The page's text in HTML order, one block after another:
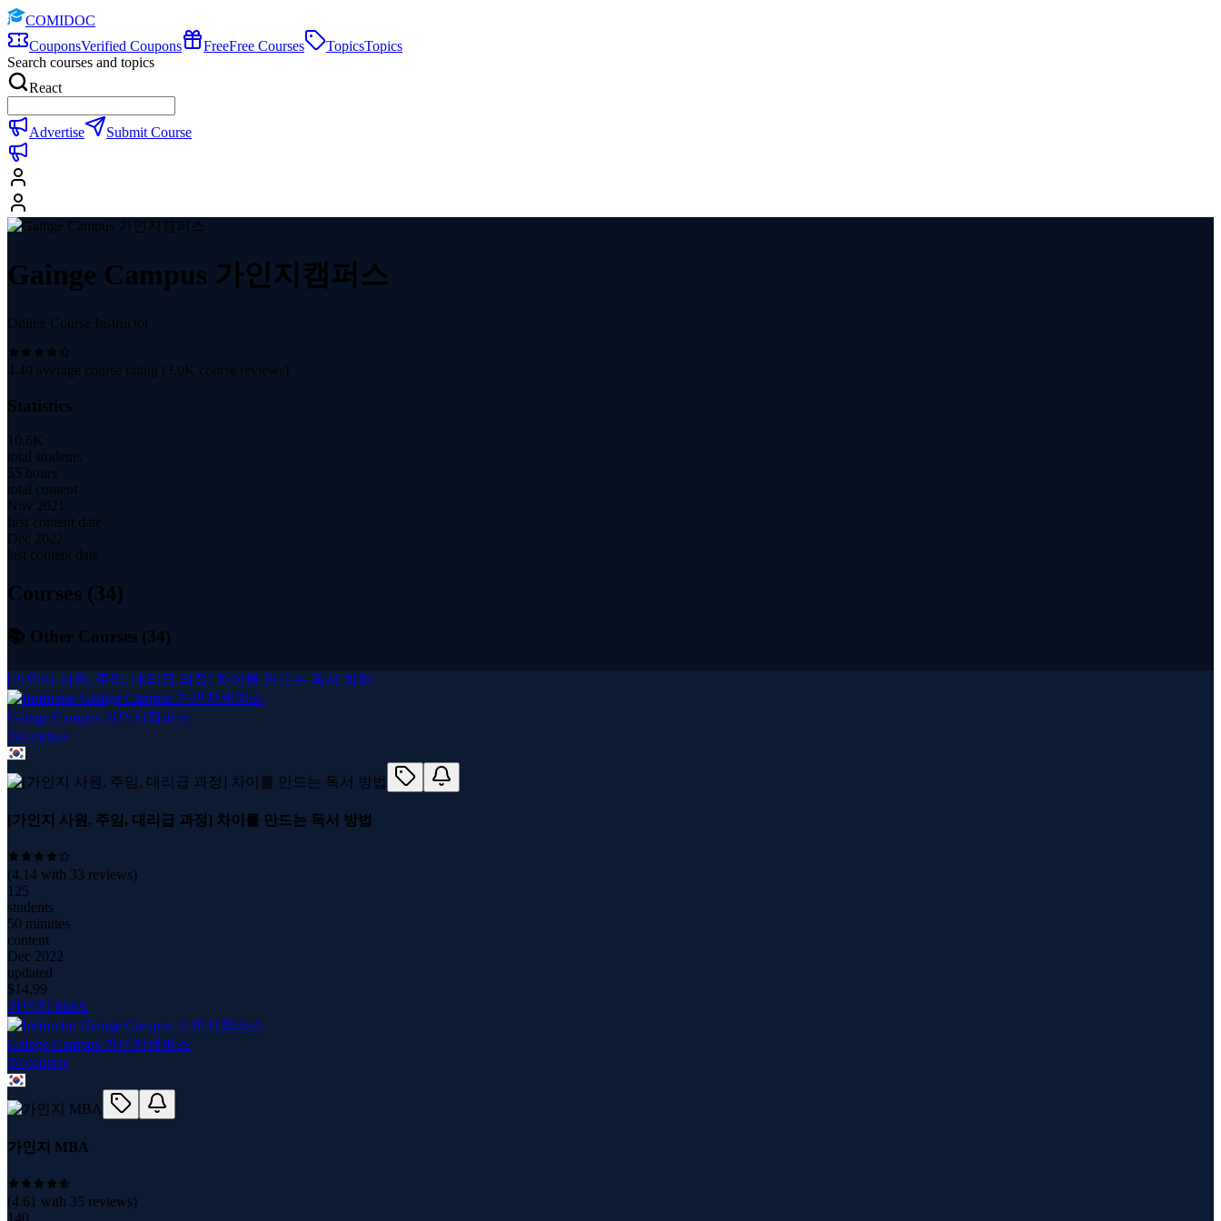
COMIDOC
CouponsVerified Coupons FreeFree Courses TopicsTopics
Search courses and topics
React
Advertise Submit Course
Gainge Campus 가인지캠퍼스
Online Course Instructor
4.40 average course rating (3.0K course reviews)
Statistics
10.6K
total students
55 hours
total content
Nov 2021
first content date
Dec 2022
last content date
Courses (34)
📚 Other Courses (34)
[가인지 사원, 주임, 대리급 과정] 차이를 만드는 독서 방법
Gainge Campus 가인지캠퍼스
34 courses
[가인지 사원, 주임, 대리급 과정] 차이를 만드는 독서 방법
(4.14 with 33 reviews)
125
students
50 minutes
content
Dec 2022
updated
$14.99
가인지 MBA
Gainge Campus 가인지캠퍼스
34 courses
가인지 MBA
(4.61 with 35 reviews)
140